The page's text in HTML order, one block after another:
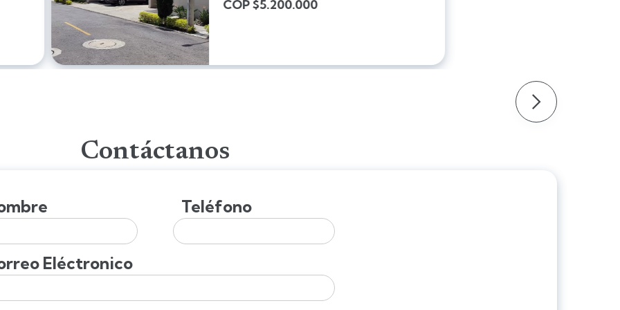
Contáctanos
Teléfono
Eléctronico